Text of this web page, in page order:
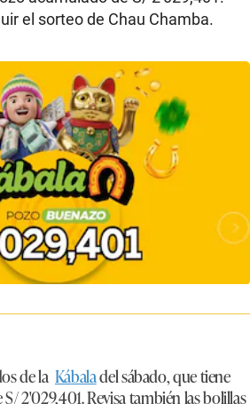
el sorteo de Chau Chamba.
de la Kábaladel sábado, que tiene
2'029,401. Revisa también las bolillas